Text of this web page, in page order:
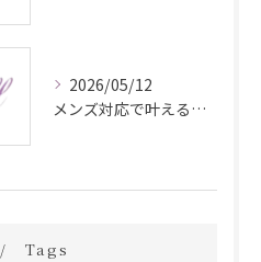
2026/05/12
メンズ対応で叶える自然な眉毛タトゥーの魅力
Tags